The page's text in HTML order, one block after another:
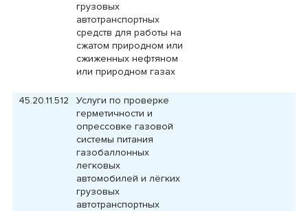
грузовых
автотранспортных
средств для работы на
сжатом природном или
сжиженных нефтяном
или природном газах
45.20.11.512
Услуги по проверке
герметичности и
опрессовке газовой
системы питания
газобаллонных
легковых
автомобилей и лёгких
грузовых
автотранспортных